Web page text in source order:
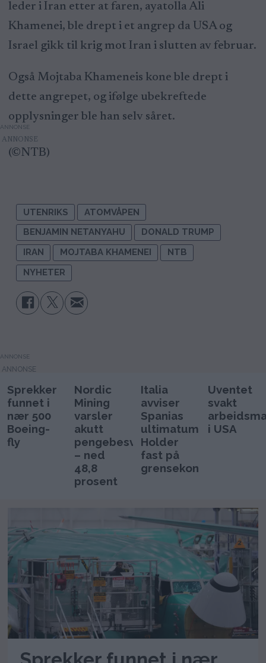
leder i Iran etter at faren, ayatolla Ali
Khamenei, ble drept i et angrep da USA og
Israel gikk til krig mot Iran i slutten av februar.
Også Mojtaba Khameneis kone ble drept i
dette angrepet, og ifølge ubekreftede
opplysninger ble han selv såret.
ANNONSE
(©NTB)
UTENRIKS
ATOMVÅPEN
BENJAMIN NETANYAHU
DONALD TRUMP
IRAN
MOJTABA KHAMENEI
NTB
NYHETER
ANNONSE
Sprekker
funnet i
nær 500
Boeing-
fly
Nordic
Mining
varsler
akutt
pengebesvær
– ned
48,8
prosent
Italia
avviser
Spanias
ultimatum:
Holder
fast på
grensekontrollen
Uventet
svakt
i USA